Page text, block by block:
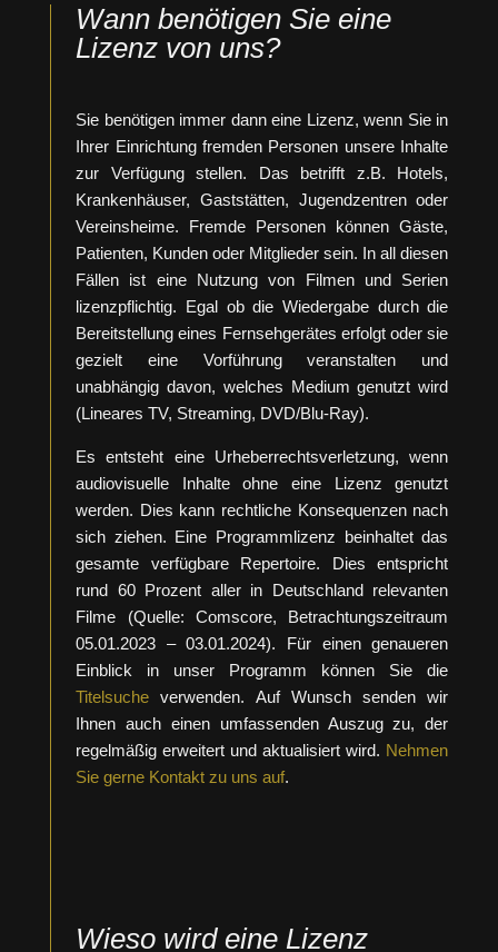
Wann benötigen Sie eine
Lizenz von uns?
Sie benötigen immer dann eine Lizenz, wenn Sie in
Ihrer Einrichtung fremden Personen unsere Inhalte
zur Verfügung stellen. Das betrifft z.B. Hotels,
Krankenhäuser, Gaststätten, Jugendzentren oder
Vereinsheime. Fremde Personen können Gäste,
Patienten, Kunden oder Mitglieder sein. In all diesen
Fällen ist eine Nutzung von Filmen und Serien
lizenzpflichtig. Egal ob die Wiedergabe durch die
Bereitstellung eines Fernsehgerätes erfolgt oder sie
gezielt eine Vorführung veranstalten und
unabhängig davon, welches Medium genutzt wird
(Lineares TV, Streaming, DVD/Blu-Ray).
Es entsteht eine Urheberrechtsverletzung, wenn
audiovisuelle Inhalte ohne eine Lizenz genutzt
werden. Dies kann rechtliche Konsequenzen nach
sich ziehen. Eine Programmlizenz beinhaltet das
gesamte verfügbare Repertoire. Dies entspricht
rund 60 Prozent aller in Deutschland relevanten
Filme (Quelle: Comscore, Betrachtungszeitraum
05.01.2023 – 03.01.2024). Für einen genaueren
Einblick in unser Programm können Sie die
Titelsuche verwenden. Auf Wunsch senden wir
Ihnen auch einen umfassenden Auszug zu, der
regelmäßig erweitert und aktualisiert wird. Nehmen
Sie gerne Kontakt zu uns auf.
Wieso wird eine Lizenz